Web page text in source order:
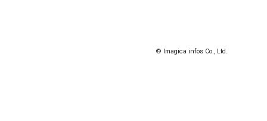
© Imagica infos Co., Ltd.